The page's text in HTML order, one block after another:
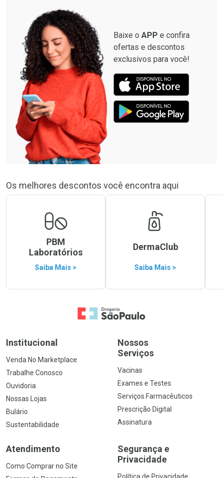
Baixe o APP e confira
ofertas e descontos
exclusivos para você!
Os melhores descontos você encontra aqui
PBM
Laboratórios
Saiba Mais >
DermaClub
Saiba Mais >
Ir para a Home
Institucional
Venda No Marketplace
Trabalhe Conosco
Ouvidoria
Nossas Lojas
Bulário
Sustentabilidade
Nossos
Serviços
Vacinas
Exames e Testes
Serviços Farmacêuticos
Prescrição Digital
Assinatura
Atendimento
Como Comprar no Site
Segurança e
Privacidade